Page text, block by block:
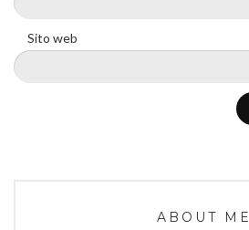
Sito web
ABOUT ME